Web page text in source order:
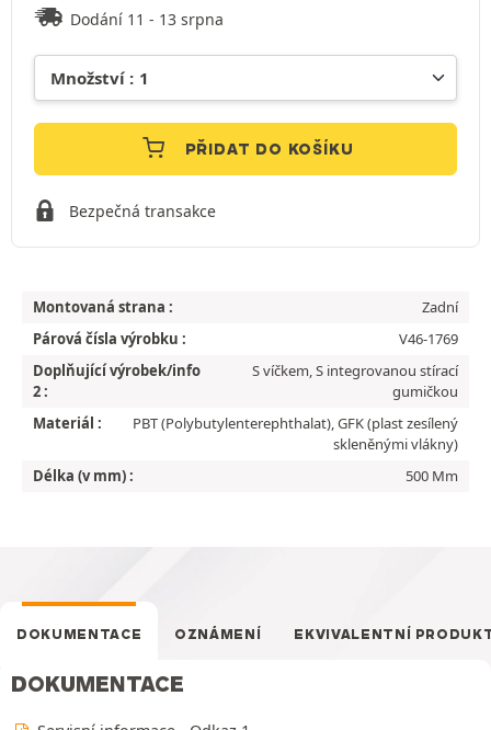
Dodání 11 - 13 srpna
PŘIDAT DO KOŠÍKU
Bezpečná transakce
Montovaná strana :
Zadní
Párová čísla výrobku :
V46-1769
Doplňující výrobek/info
2 :
S víčkem, S integrovanou stírací
gumičkou
Materiál :
PBT (Polybutylenterephthalat), GFK (plast zesílený
skleněnými vlákny)
Délka (v mm) :
500 Mm
DOKUMENTACE OZNÁMENÍ EKVIVALENTNÍ
DOKUMENTACE